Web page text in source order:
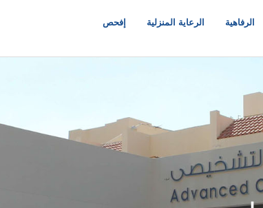
الرفاهية الرعاية المنزلية إفحص